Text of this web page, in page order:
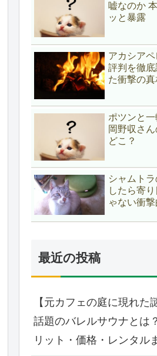
嘘なのか
ッと暴露
アカシアペ
評判を徹
た衝撃の真
ポツンと
岡野収さ
どこ？
シャムト
したら寄
ゃない衝
最近の投稿
【元カフェの庭に現れた
話題のバレルサウナとは
リット・価格・レンタル